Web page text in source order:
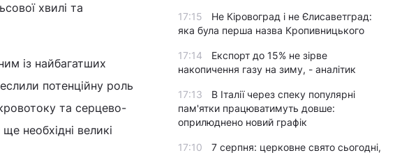
хвилі та
із найбагатших
потенційну роль
та серцево-
необхідні великі
17:15
Не Кіровоград і не Єлисаветград:
яка була перша назва Кропивницького
17:14
Експорт до 15% не зірве
накопичення газу на зиму, - аналітик
17:13
В Італії через спеку популярні
пам'ятки працюватимуть довше:
оприлюднено новий графік
17:10
7 серпня: церковне свято сьогодні,